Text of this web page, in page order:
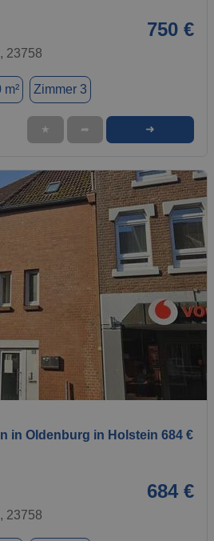
750 €
23758
m² Zimmer 3
★ ➦ ➜
in Oldenburg in Holstein 684 €
684 €
23758